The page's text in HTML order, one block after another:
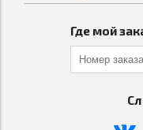
Где мой